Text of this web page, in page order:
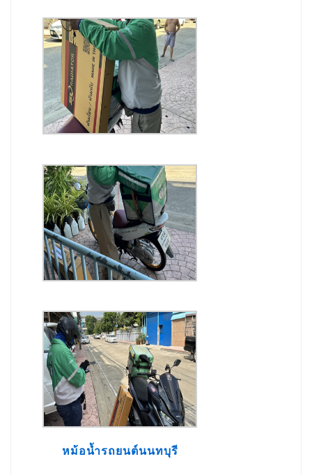
หม้อน้ำรถยนต์นนทบุรี